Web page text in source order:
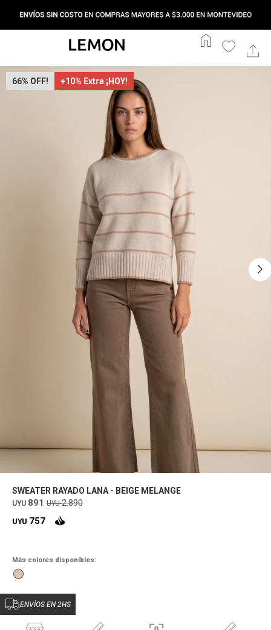
home
66 +10% Extra ¡HOY!
SWEATER RAYADO LANA - BEIGE MELANGE
UYU 891 UYU 2.890
UYU 757
Más colores disponibles:
ENVÍOS EN 2HS